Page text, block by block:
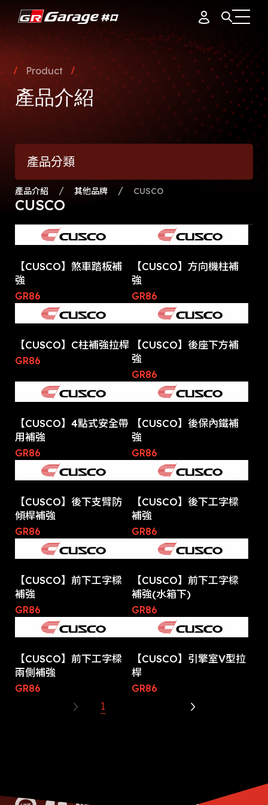
據點簡介
品牌故事
專業團隊
會員制度
最新消息
會員資料
訂單紀錄
通知中心
登出
Product
產品介紹
產品分類
產品介紹 其他品牌 CUSCO
CUSCO
【CUSCO】煞車踏板補
強
GR86
【CUSCO】方向機柱補
強
GR86
【CUSCO】C柱補強拉桿
GR86
【CUSCO】後座下方補
強
GR86
【CUSCO】4點式安全帶
用補強
GR86
【CUSCO】後保內鐵補
強
GR86
【CUSCO】後下支臂防
傾桿補強
GR86
【CUSCO】後下工字樑
補強
GR86
【CUSCO】前下工字樑
補強
GR86
【CUSCO】前下工字樑
補強(水箱下)
GR86
【CUSCO】前下工字樑
兩側補強
GR86
【CUSCO】引擎室V型拉
桿
GR86
1